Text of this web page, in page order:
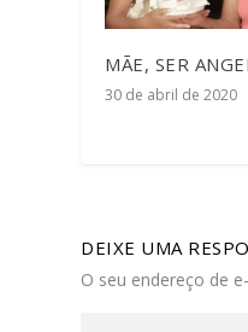
MÃE, SER
30 de abril de 2020
DEIXE UMA
O seu endereço de